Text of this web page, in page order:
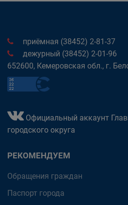
приёмная (38452) 2-81-37
дежурный (38452) 2-01-96
652600, Кемеровская обл., г.
Официальный аккаунт
городского округа
РЕКОМЕНДУЕМ
Обращения граждан
Паспорт города